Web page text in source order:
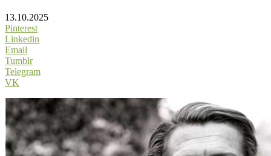
13.10.2025
Pinterest
Linkedin
Email
Tumblr
Telegram
VK